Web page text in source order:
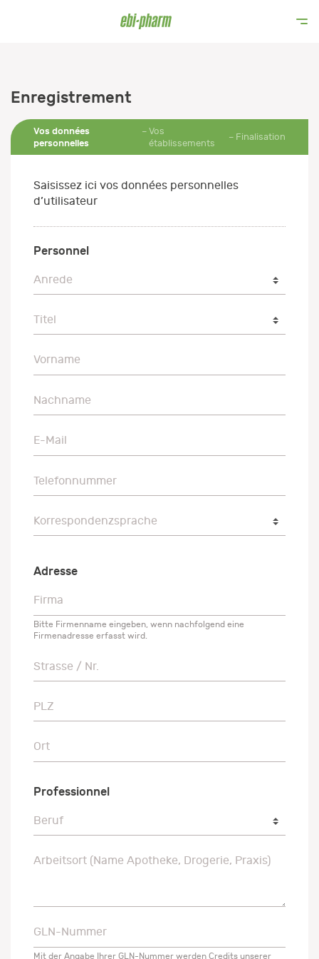
Enregistrement
Vos données
personnelles
Vos
établissements
Finalisation
Saisissez ici vos données personnelles
d’utilisateur
Personnel
Anrede
Anrede
Titel
Titel
Vorname
Vorname
Nachname
Nachname
E-Mail
E-Mail
Telefonnummer
Telefonnummer
Korrespondenzsprache
Korrespondenzsprache
Adresse
Firma
Firma
Bitte Firmenname eingeben, wenn nachfolgend eine
Firmenadresse erfasst wird.
Strasse / Nr.
Strasse / Nr.
PLZ
PLZ
Ort
Ort
Professionnel
Beruf
Beruf
Arbeitsort (Name Apotheke, Drogerie, Praxis)
Arbeitsort (Name Apotheke, Drogerie, Praxis)
GLN-Nummer
GLN-Nummer
Mit der Angabe Ihrer GLN-Nummer werden Credits unserer